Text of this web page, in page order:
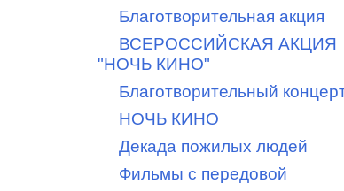
Благотворительная акция
ВСЕРОССИЙСКАЯ АКЦИЯ
"НОЧЬ КИНО"
Благотворительный
НОЧЬ КИНО
Декада пожилых людей
Фильмы с передовой